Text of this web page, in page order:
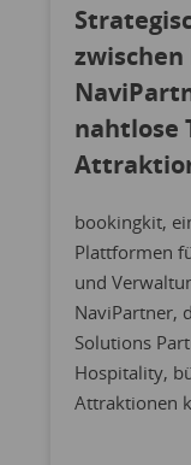
nahtlose
bookingkit,
Plattformen
und
NaviPartner,
Solutions
Hospitality,
Attraktionen